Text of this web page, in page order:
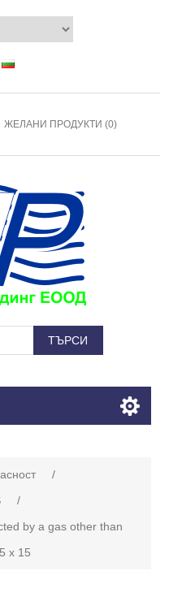
ЖЕЛАНИ ПРОДУКТИ (0)
/
/
by a gas other than
x 15